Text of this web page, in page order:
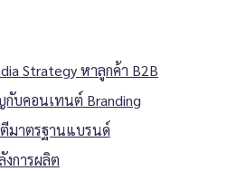
Strategy หาลูกค้า B2B
บคอนเทนต์ Branding
มาตรฐานแบรนด์
การผลิต